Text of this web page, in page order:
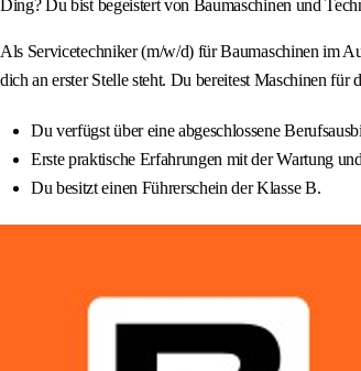
Ding? Du bist begeistert von Baumaschinen und
Als Servicetechniker (m/w/d) für Baumaschinen im
dich an erster Stelle steht. Du bereitest Maschinen
Du verfügst über eine abgeschlossene
Erste praktische Erfahrungen mit der Wartung
Du besitzt einen Führerschein der Klasse B.